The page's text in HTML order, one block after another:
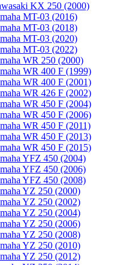
KX 250 (2000)
MT-03 (2016)
MT-03 (2018)
MT-03 (2020)
MT-03 (2022)
WR 250 (2000)
WR 400 F (1999)
WR 400 F (2001)
WR 426 F (2002)
WR 450 F (2004)
WR 450 F (2006)
WR 450 F (2011)
WR 450 F (2013)
WR 450 F (2015)
YFZ 450 (2004)
YFZ 450 (2006)
YFZ 450 (2008)
YZ 250 (2000)
YZ 250 (2002)
YZ 250 (2004)
YZ 250 (2006)
YZ 250 (2008)
YZ 250 (2010)
YZ 250 (2012)